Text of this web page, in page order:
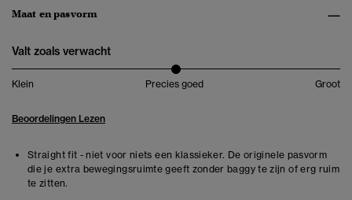
Maat en pasvorm
Valt zoals verwacht
Klein Precies goed Groot
Beoordelingen Lezen
Straight fit - niet voor niets een klassieker. De originele pasvorm
die je extra bewegingsruimte geeft zonder baggy te zijn of erg ruim
te zitten.